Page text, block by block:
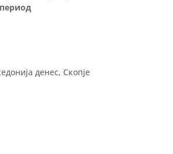
денес, Скопје